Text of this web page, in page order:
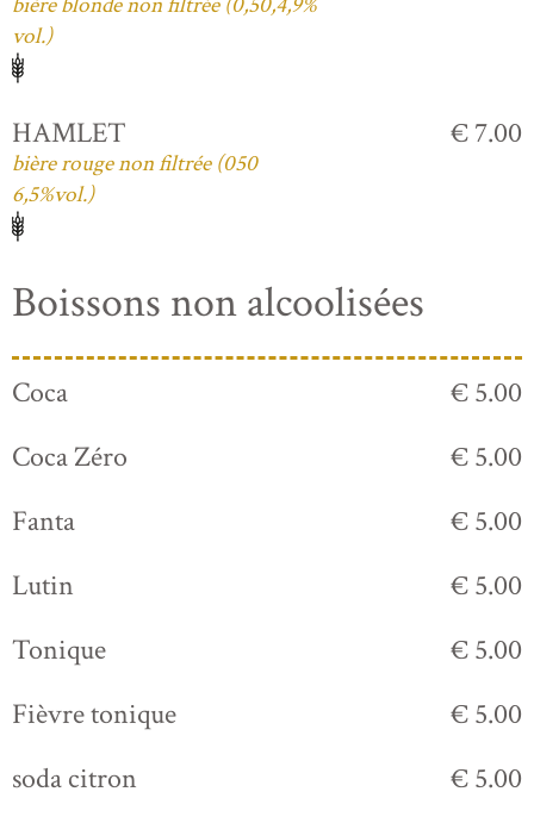
vol.)
HAMLET
bière rouge non filtrée (050
6,5%vol.)
€ 7.00
Boissons non alcoolisées
Coca
€ 5.00
Coca Zéro
€ 5.00
Fanta
€ 5.00
Lutin
€ 5.00
Tonique
€ 5.00
Fièvre tonique
€ 5.00
soda citron
€ 5.00